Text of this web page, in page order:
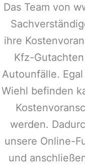
Das Team von
ihre
Kfz-
Autounfälle.
Wiehl befinden
werden.
unsere Online-
und